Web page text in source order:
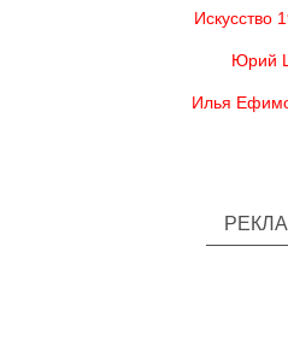
Искусство
Юрий
Илья